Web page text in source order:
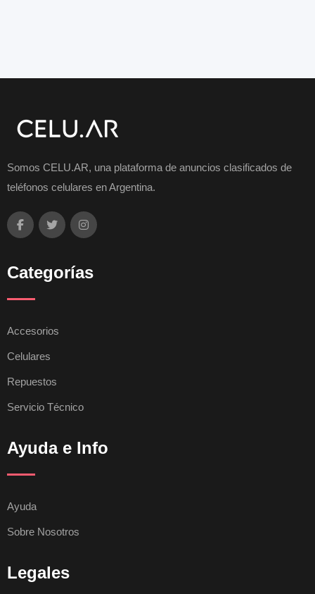
Somos CELU.AR, una plataforma de anuncios clasificados de
teléfonos celulares en Argentina.
Categorías
Accesorios
Celulares
Repuestos
Servicio Técnico
Ayuda e Info
Ayuda
Sobre Nosotros
Legales